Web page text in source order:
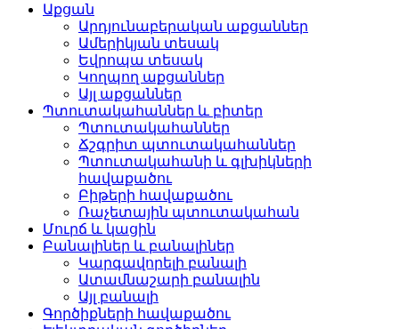
Աքցան
Արդյունաբերական աքցաններ
Ամերիկյան տեսակ
Եվրոպա տեսակ
Կողպող աքցաններ
Այլ աքցաններ
Պտուտակահաններ և բիտեր
Պտուտակահաններ
Ճշգրիտ պտուտակահաններ
Պտուտակահանի և գլխիկների
հավաքածու
Բիթերի հավաքածու
Ռաչետային պտուտակահան
Մուրճ և կացին
Բանալիներ և բանալիներ
Կարգավորելի բանալի
Ատամնաշարի բանալին
Այլ բանալի
Գործիքների հավաքածու